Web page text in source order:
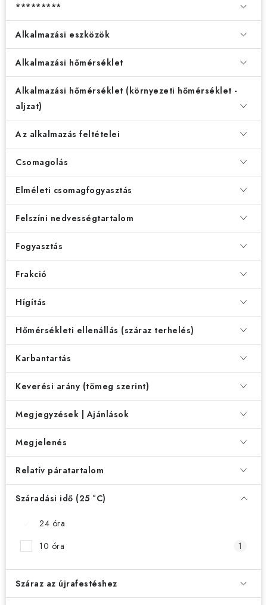
*********
Alkalmazási eszközök
Alkalmazási hőmérséklet
Alkalmazási hőmérséklet (környezeti hőmérséklet -
aljzat)
Az alkalmazás feltételei
Csomagolás
Elméleti csomagfogyasztás
Felszíni nedvességtartalom
Fogyasztás
Frakció
Hígítás
Hőmérsékleti ellenállás (száraz terhelés)
Karbantartás
Keverési arány (tömeg szerint)
Megjegyzések | Ajánlások
Megjelenés
Relatív páratartalom
Száradási idő (25 °C)
24 óra
10 óra
1
Száraz az újrafestéshez